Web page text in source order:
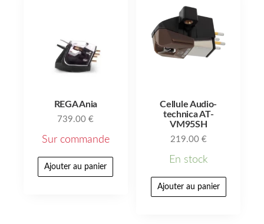
REGA Ania
739.00€
Sur commande
Ajouter au panier
Cellule Audio-
technica AT-
VM95SH
219.00 €
En stock
Ajouter au panier